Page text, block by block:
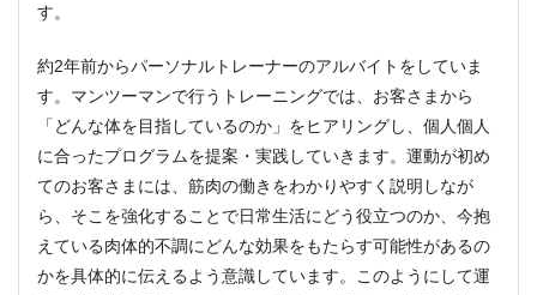
す。
約2年前からパーソナルトレーナーのアルバイトをしていま
す。マンツーマンで行うトレーニングでは、お客さまから
「どんな体を目指しているのか」をヒアリングし、個人個人
に合ったプログラムを提案・実践していきます。運動が初め
てのお客さまには、筋肉の働きをわかりやすく説明しなが
ら、そこを強化することで日常生活にどう役立つのか、今抱
えている肉体的不調にどんな効果をもたらす可能性があるの
かを具体的に伝えるよう意識しています。このようにして運